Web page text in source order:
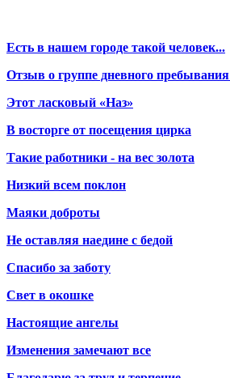
Есть в нашем городе такой человек...
Отзыв о группе дневного пребывания
Этот ласковый «Наз»
В восторге от посещения цирка
Такие работники - на вес золота
Низкий всем поклон
Маяки доброты
Не оставляя наедине с бедой
Спасибо за заботу
Свет в окошке
Настоящие ангелы
Изменения замечают все